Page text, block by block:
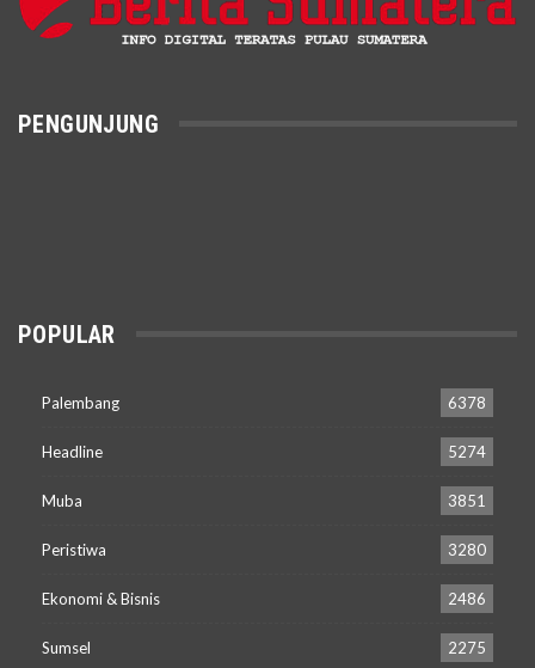
PENGUNJUNG
POPULAR
Palembang 6378
Headline 5274
Muba 3851
Peristiwa 3280
Ekonomi & Bisnis 2486
Sumsel 2275